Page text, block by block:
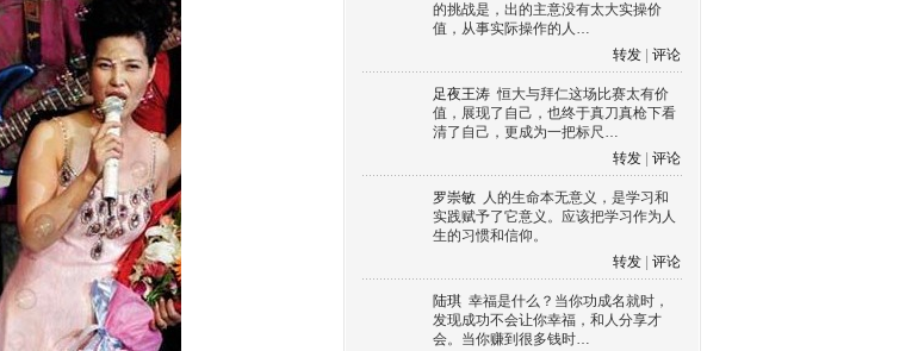
的挑战是，出的主意没有太大实操价
值，从事实际操作的人…
转发
评论
足夜王涛 恒大与拜仁这场比赛太有价
值，展现了自己，也终于真刀真枪下看
清了自己，更成为一把标尺…
转发
评论
罗崇敏 人的生命本无意义，是学习和
实践赋予了它意义。应该把学习作为人
生的习惯和信仰。
转发
评论
陆琪 幸福是什么？当你功成名就时，
发现成功不会让你幸福，和人分享才
会。当你赚到很多钱时…